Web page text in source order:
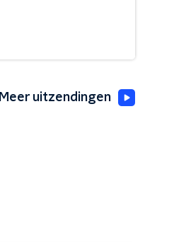
Meer uitzendingen